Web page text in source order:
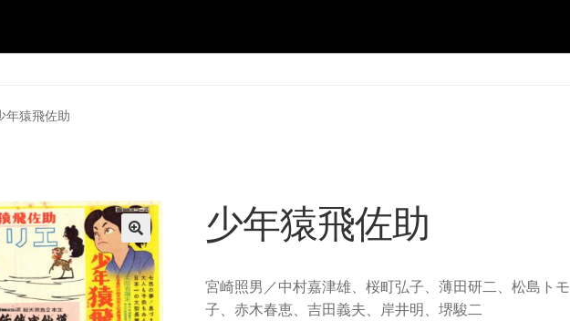
年猿飛佐助
少年猿飛佐助
宮崎照男／中村嘉津雄、桜町弘子、薄田研二、松島トモ
子、赤木春恵、吉田義夫、岸井明、堺駿二